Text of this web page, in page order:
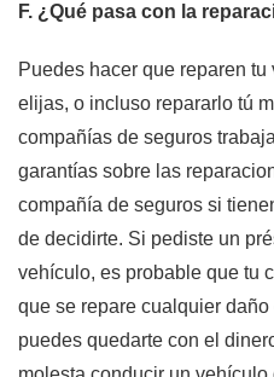
F. ¿Qué pasa con la
Puedes hacer que reparen
elijas, o incluso repararlo tú
compañías de seguros
garantías sobre las
compañía de seguros si
de decidirte. Si pediste un
vehículo, es probable que tu
que se repare cualquier
puedes quedarte con el